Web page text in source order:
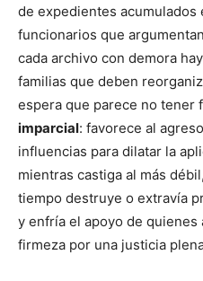
de expedientes acumulados
funcionarios que
cada archivo con demora
familias que deben
espera que parece no tener
imparcial: favorece al
influencias para dilatar la
mientras castiga al más
tiempo destruye o extravía
y enfría el apoyo de
firmeza por una justicia